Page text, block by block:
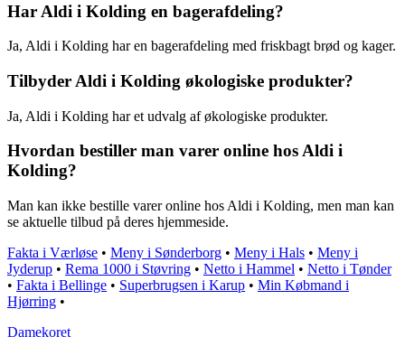
Har Aldi i Kolding en bagerafdeling?
Ja, Aldi i Kolding har en bagerafdeling med friskbagt brød og kager.
Tilbyder Aldi i Kolding økologiske produkter?
Ja, Aldi i Kolding har et udvalg af økologiske produkter.
Hvordan bestiller man varer online hos Aldi i
Kolding?
Man kan ikke bestille varer online hos Aldi i Kolding, men man kan
se aktuelle tilbud på deres hjemmeside.
Fakta i Værløse • Meny i Sønderborg • Meny i Hals • Meny i
Jyderup • Rema 1000 i Støvring • Netto i Hammel • Netto i Tønder
• Fakta i Bellinge • Superbrugsen i Karup • Min Købmand i
Hjørring •
Damekoret